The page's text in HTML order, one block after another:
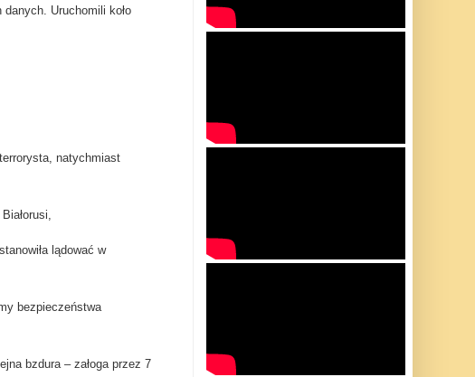
Uruchomili koło
natychmiast
lądować w
bezpieczeństwa
bzdura – załoga przez 7